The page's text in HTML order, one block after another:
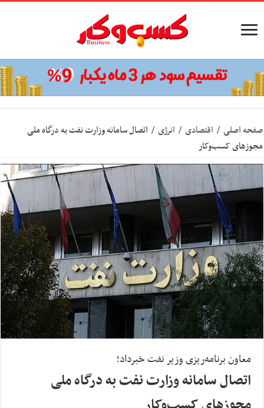
صفحه اصلی / اقتصادی / انرژی / اتصال سامانه وزارت نفت به درگاه ملی
مجوزهای کسب‌وکار
معاون برنامه‌ریزی وزیر نفت خبرداد؛
اتصال سامانه وزارت نفت به درگاه ملی